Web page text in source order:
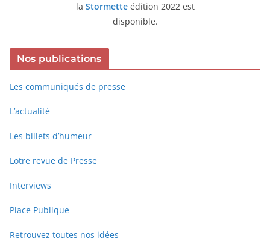
la Stormetteédition 2022 est
disponible.
Nos publications
Les communiqués de presse
L’actualité
Les billets d’humeur
Lotre revue de Presse
Interviews
Place Publique
Retrouvez toutes nos idées